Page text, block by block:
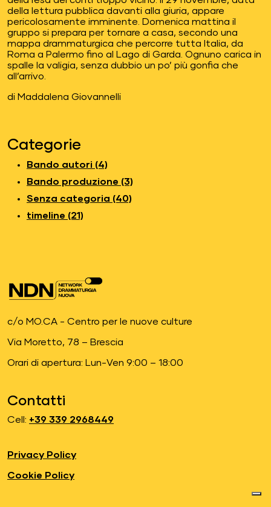
Categorie
Bando autori (4)
Bando produzione (3)
Senza categoria (40)
timeline (21)
della lettura pubblica davanti alla giuria, appare
pericolosamente imminente. Domenica mattina il
gruppo si prepara per tornare a casa, secondo una
mappa drammaturgica che percorre tutta Italia, da
Roma a Palermo fino al Lago di Garda. Ognuno carica in
spalle la valigia, senza dubbio un po’ più gonfia che
all’arrivo.
di Maddalena Giovannelli
c/o MO.CA - Centro per le nuove culture
Via Moretto, 78 – Brescia
Orari di apertura: Lun-Ven 9:00 – 18:00
Contatti
Cell: +39 339 2968449
Privacy Policy
Cookie Policy